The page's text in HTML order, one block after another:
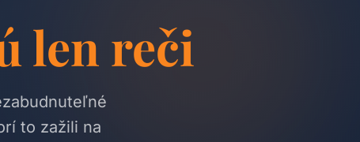
len reči
to zažili na